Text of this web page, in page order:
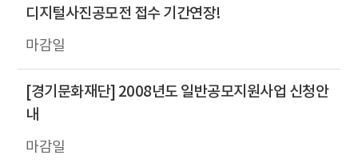
디지털사진공모전 접수 기간연장!
[경기문화재단] 2008년도 일반공모지원사업 신청안
내